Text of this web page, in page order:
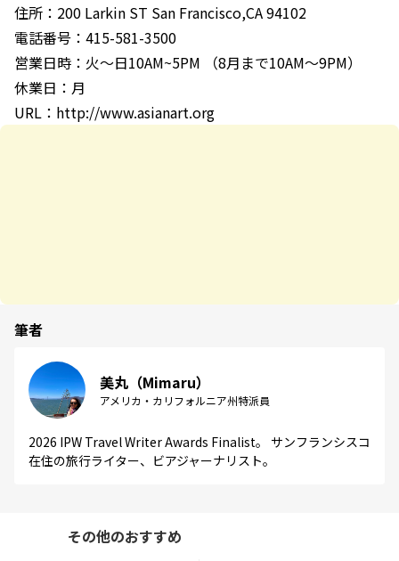
住所：200 Larkin ST San Francisco,CA 94102
電話番号：415-581-3500
営業日時：火〜日10AM~5PM （8月まで10AM〜9PM）
休業日：月
URL：http://www.asianart.org
筆者
美丸（Mimaru）
アメリカ・カリフォルニア州特派員
2026 IPW Travel Writer Awards Finalist。 サンフランシスコ
在住の旅行ライター、ビアジャーナリスト。
その他のおすすめ